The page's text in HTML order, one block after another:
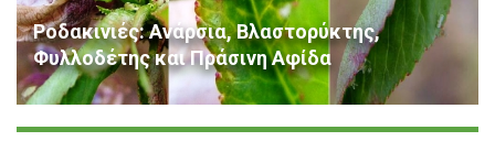
Ροδακινιές: Ανάρσια, Βλαστορύκτης,
Φυλλοδέτης και Πράσινη Αφίδα